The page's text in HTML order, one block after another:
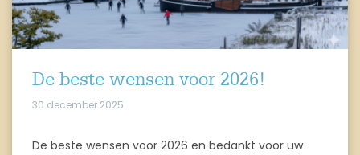
De beste wensen voor 2026!
30 december 2025
De beste wensen voor 2026 en bedankt voor uw